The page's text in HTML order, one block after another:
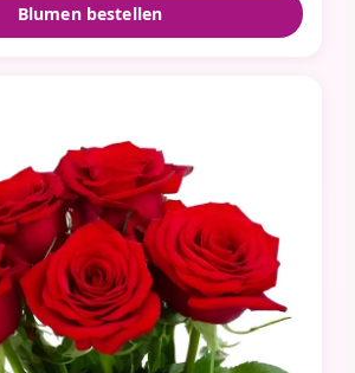
Blumen bestellen